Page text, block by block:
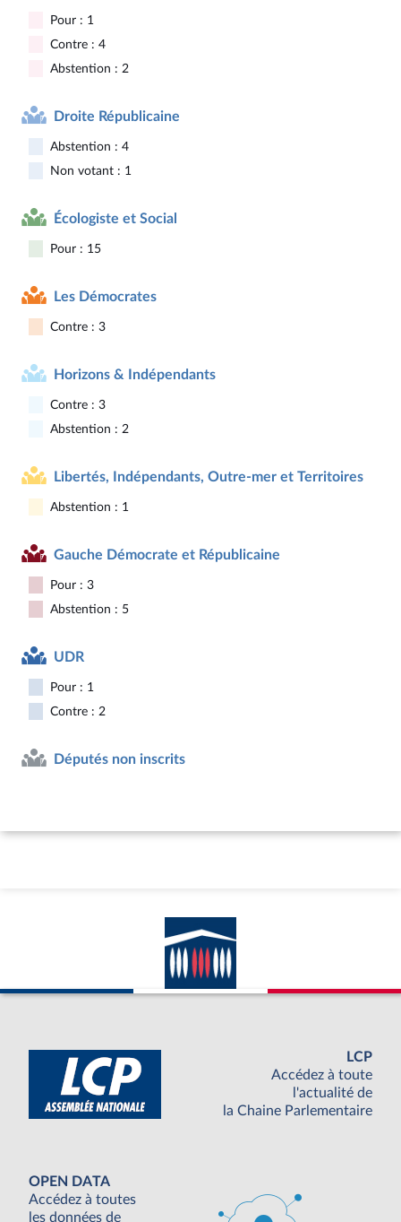
Pour : 1
Contre : 4
Abstention : 2
Droite Républicaine
Abstention : 4
Non votant : 1
Écologiste et Social
Pour : 15
Les Démocrates
Contre : 3
Horizons & Indépendants
Contre : 3
Abstention : 2
Libertés, Indépendants, Outre-mer et Territoires
Abstention : 1
Gauche Démocrate et Républicaine
Pour : 3
Abstention : 5
UDR
Pour : 1
Contre : 2
Députés non inscrits
LCP
Accédez à toute
l'actualité de
la Chaine Parlementaire
OPEN DATA
Accédez à toutes
les données de